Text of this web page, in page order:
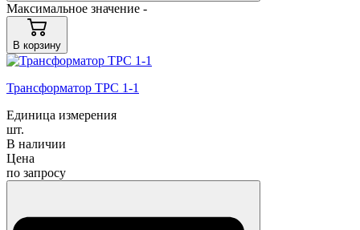
Максимальное значение -
В корзину
Трансформатор ТРС 1-1
Единица измерения
шт.
В наличии
Цена
по запросу